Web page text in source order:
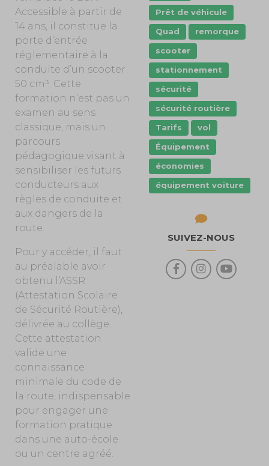
Accessible à partir de
14 ans, il constitue la
porte d’entrée
réglementaire à la
conduite d’un scooter
50 cm³. Cette
formation n’est pas un
examen au sens
classique, mais un
parcours
pédagogique visant à
sensibiliser les futurs
conducteurs aux
règles de conduite et
aux dangers de la
route.
Pour y accéder, il faut
au préalable avoir
obtenu l’ASSR
(Attestation Scolaire
de Sécurité Routière),
délivrée au collège.
Cette attestation
valide une
connaissance
minimale du code de
la route, indispensable
pour engager une
formation pratique
dans une auto-école
ou un centre agréé.
Prêt de véhicule
Quad
remorque
scooter
stationnement
sécurité
sécurité routière
Tarifs
vol
Équipement
économies
équipement voiture
SUIVEZ-NOUS